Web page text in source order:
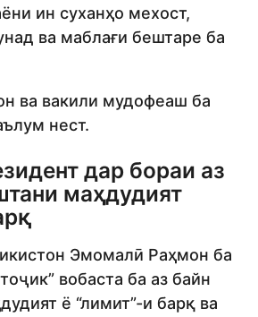
ин суханҳо мехост,
ва маблағи бештаре ба
ва вакили мудофеаш ба
нест.
дар бораи аз
маҳдудият
Эмомалӣ Раҳмон ба
вобаста ба аз байн
ё “лимит”-и барқ ва